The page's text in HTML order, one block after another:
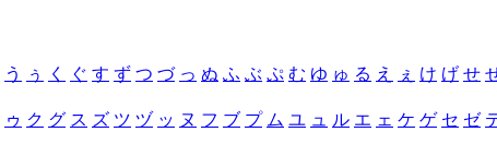
う ぅ く ぐ す ず つ づ っ ぬ ふ ぶ ぷ む ゆ ゅ る え ぇ け げ せ
ゥ ク グ ス ズ ツ ヅ ッ ヌ フ ブ プ ム ユ ュ ル エ ェ ケ ゲ セ ゼ